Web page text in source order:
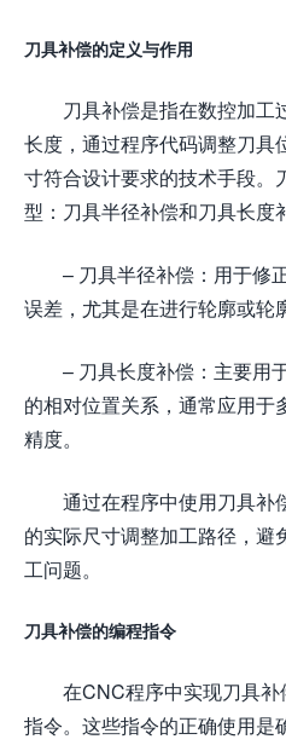
刀具补偿的定义与作用
刀具补偿是指在数控加工
长度，通过程序代码调整刀具
寸符合设计要求的技术手段。
型：刀具半径补偿和刀具长度
– 刀具半径补偿：用于修
误差，尤其是在进行轮廓或轮
– 刀具长度补偿：主要用
的相对位置关系，通常应用于
精度。
通过在程序中使用刀具补
的实际尺寸调整加工路径，避
工问题。
刀具补偿的编程指令
在CNC程序中实现刀具
指令。这些指令的正确使用是